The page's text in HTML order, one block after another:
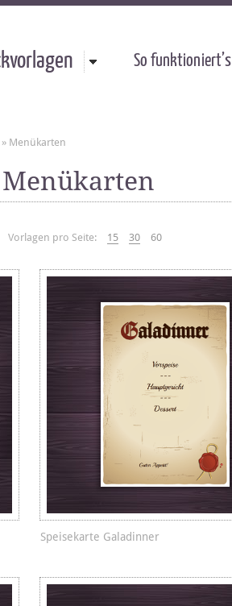
So funktioniert’s
» Menükarten
Vorlagen pro Seite: 15 30 60
Speisekarte Galadinner